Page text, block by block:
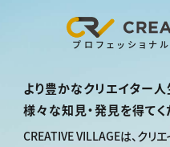
プロフェッショ
より豊かなクリエイター人
様々な知見・発見を得てく
CREATIVE VILLAGEは、クリ